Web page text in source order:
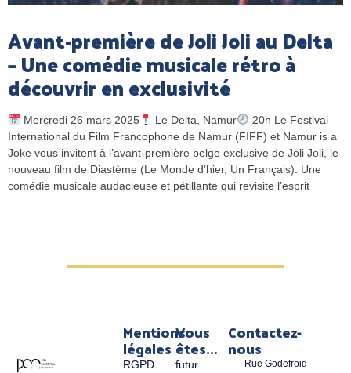
Avant-première de Joli Joli au Delta
– Une comédie musicale rétro à
découvrir en exclusivité
Mercredi 26 mars 2025 Le Delta, Namur
20h Le Festival
International du Film Francophone de Namur (FIFF) et Namur is a
Joke vous invitent à l’avant-première belge exclusive de Joli Joli, le
nouveau film de Diastème (Le Monde d’hier, Un Français). Une
comédie musicale audacieuse et pétillante qui revisite l’esprit
Vous
êtes...
futur
Mentions
légales
RGPD
Contactez-
nous
Rue Godefroid